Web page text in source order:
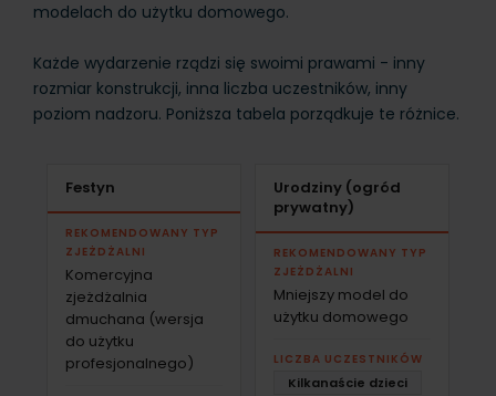
modelach do użytku domowego.
Każde wydarzenie rządzi się swoimi prawami - inny
rozmiar konstrukcji, inna liczba uczestników, inny
poziom nadzoru. Poniższa tabela porządkuje te różnice.
Festyn
REKOMENDOWANY TYP
ZJEŻDŻALNI
Komercyjna
zjeżdżalnia
dmuchana (wersja
do użytku
profesjonalnego)
Urodziny (ogród
prywatny)
REKOMENDOWANY TYP
ZJEŻDŻALNI
Mniejszy model do
użytku domowego
LICZBA UCZESTNIKÓW
Kilkanaście dzieci